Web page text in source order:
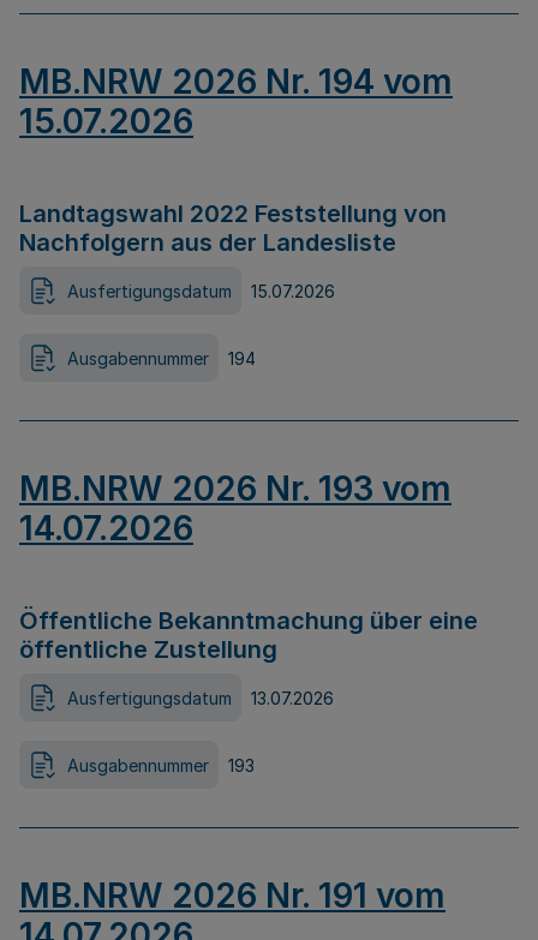
MB.NRW 2026 Nr. 194 vom
15.07.2026
Landtagswahl 2022 Feststellung von
Nachfolgern aus der Landesliste
Ausfertigungsdatum 15.07.2026
Ausgabennummer 194
MB.NRW 2026 Nr. 193 vom
14.07.2026
Öffentliche Bekanntmachung über eine
öffentliche Zustellung
Ausfertigungsdatum 13.07.2026
Ausgabennummer 193
MB.NRW 2026 Nr. 191 vom